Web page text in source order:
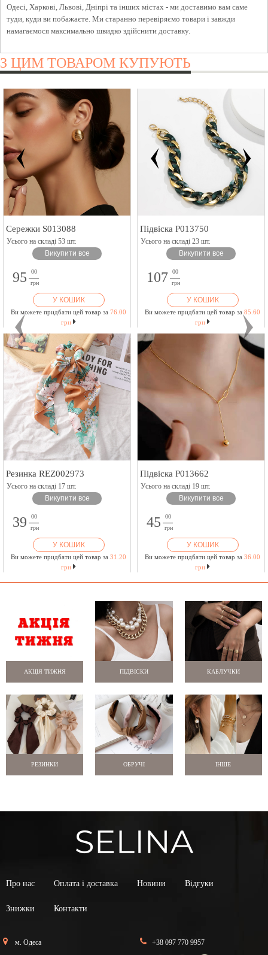
Одесі, Харкові, Львові, Дніпрі та інших містах - ми доставимо вам саме
туди, куди ви побажаєте. Ми старанно перевіряємо товари і завжди
намагаємося максимально швидко здійснити доставку.
З ЦИМ ТОВАРОМ КУПУЮТЬ
Сережки S013088
Усього на складі 53 шт.
Викупити все
95
00
грн
У КОШИК
Ви можете придбати цей товар за 76.00
грн
Підвіска P013750
Усього на складі 23 шт.
Викупити все
107
00
грн
У КОШИК
Ви можете придбати цей товар за 85.60
грн
Резинка REZ002973
Усього на складі 17 шт.
Викупити все
39
00
грн
У КОШИК
Ви можете придбати цей товар за 31.20
грн
Підвіска P013662
Усього на складі 19 шт.
Викупити все
45
00
грн
У КОШИК
Ви можете придбати цей товар за 36.00
грн
АКЦІЯ ТИЖНЯ ПІДВІСКИ КАБЛУЧКИ
РЕЗИНКИ ОБРУЧІ ІНШЕ
Про нас Оплата і доставка Новини Відгуки
Знижки Контакти
м. Одеса +38 097 770 9957